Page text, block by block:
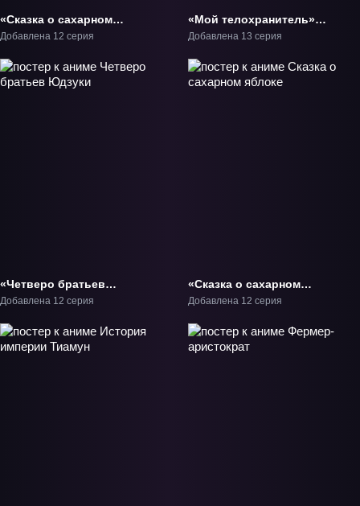
«Сказка о сахарном
яблоке. Часть 2» ТВ-2
Добавлена 12 серия
«Мой телохранитель»
ТВ-1
Добавлена 13 серия
«Четверо братьев
Юдзуки» ТВ-1
Добавлена 12 серия
«Сказка о сахарном
яблоке» ТВ-1
Добавлена 12 серия